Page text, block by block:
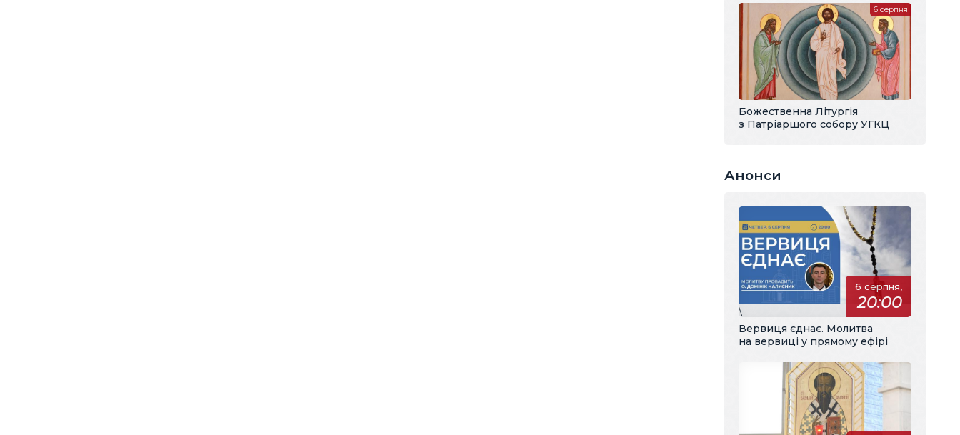
Божественна Літургія
з Патріаршого собору УГКЦ
6 серпня
Анонси
6 серпня,
20:00
\
Вервиця єднає. Молитва
на вервиці у прямому ефірі